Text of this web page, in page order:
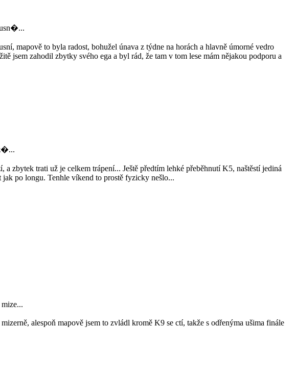
mapově to byla radost, bohužel únava z týdne na horách a hlavně úmorné vedro
jsem zahodil zbytky svého ega a byl rád, že tam v tom lese mám nějakou podporu a
trati už je celkem trápení... Ještě předtím lehké přeběhnutí K5, naštěstí jediná
po longu. Tenhle víkend to prostě fyzicky nešlo...
alespoň mapově jsem to zvládl kromě K9 se ctí, takže s odřenýma ušima finále